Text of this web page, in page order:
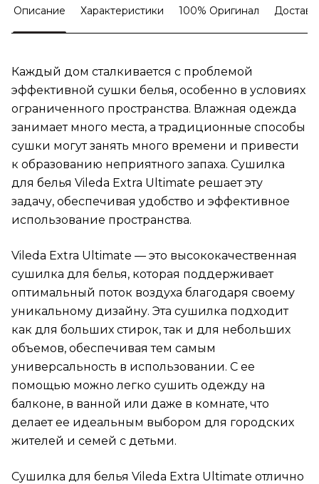
Описание Характеристики 100% Оригинал
Каждый дом сталкивается с проблемой
эффективной сушки белья, особенно в условиях
ограниченного пространства. Влажная одежда
занимает много места, а традиционные способы
сушки могут занять много времени и привести
к образованию неприятного запаха. Сушилка
для белья Vileda Extra Ultimate решает эту
задачу, обеспечивая удобство и эффективное
использование пространства.
Vileda Extra Ultimate — это высококачественная
сушилка для белья, которая поддерживает
оптимальный поток воздуха благодаря своему
уникальному дизайну. Эта сушилка подходит
как для больших стирок, так и для небольших
объемов, обеспечивая тем самым
универсальность в использовании. С ее
помощью можно легко сушить одежду на
балконе, в ванной или даже в комнате, что
делает ее идеальным выбором для городских
жителей и семей с детьми.
Сушилка для белья Vileda Extra Ultimate отлично